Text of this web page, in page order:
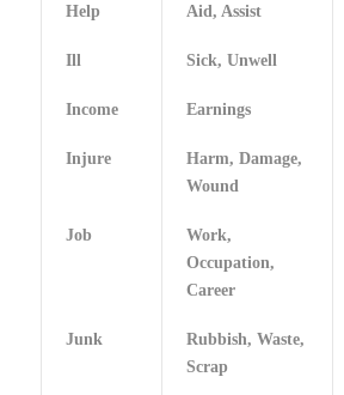
Help Aid, Assist
Ill Sick, Unwell
Income Earnings
Injure
Harm, Damage,
Wound
Job
Work,
Occupation,
Career
Junk
Rubbish, Waste,
Scrap